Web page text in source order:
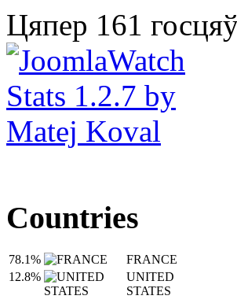
Цяпер 161
Countries
78.1%
FRANCE
12.8%
UNITED
STATES